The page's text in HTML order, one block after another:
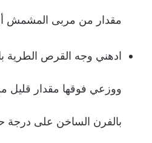
مقدار من مربى المشمش أو
ادهني وجه القرص الطرية
ووزعي فوقها مقدار قليل